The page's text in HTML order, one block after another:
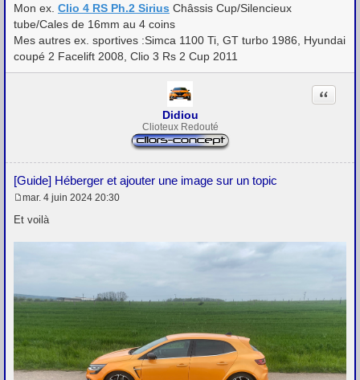
Mon ex. Clio 4 RS Ph.2 Sirius Châssis Cup/Silencieux
tube/Cales de 16mm au 4 coins
Mes autres ex. sportives :Simca 1100 Ti, GT turbo 1986, Hyundai
coupé 2 Facelift 2008, Clio 3 Rs 2 Cup 2011
Didiou
Clioteux Redouté
[Guide] Héberger et ajouter une image sur un topic
Citation
e
s
mar. 4 juin 2024 20:30
Et voilà